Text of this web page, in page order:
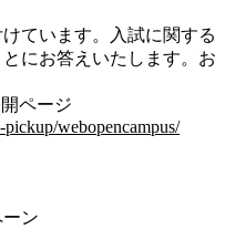
ています。入試に関する
にお答えいたします。お
ページ
webopencampus/
ン